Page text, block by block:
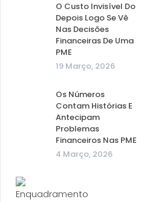
O Custo Invisível Do
Depois Logo Se Vê
Nas Decisões
Financeiras De Uma
PME
19 Março, 2026
Os Números
Contam Histórias E
Antecipam
Problemas
Financeiros Nas PME
4 Março, 2026